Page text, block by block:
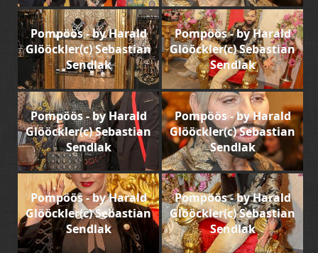
Pompöös - by Harald
Glööckler(c) Sebastian
Sendlak
Pompöös - by Harald
Glööckler(c) Sebastian
Sendlak
Pompöös - by Harald
Glööckler(c) Sebastian
Sendlak
Pompöös - by Harald
Glööckler(c) Sebastian
Sendlak
Pompöös - by Harald
Glööckler(c) Sebastian
Sendlak
Pompöös - by Harald
Glööckler(c) Sebastian
Sendlak